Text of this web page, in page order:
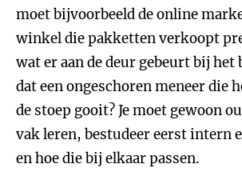
moet bijvoorbeeld de online
winkel die pakketten verkoopt
wat er aan de deur gebeurt bij het
dat een ongeschoren meneer die
de stoep gooit? Je moet gewoon
vak leren, bestudeer eerst intern
en hoe die bij elkaar passen.